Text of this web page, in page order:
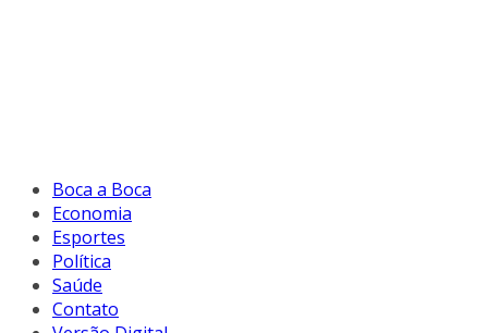
Boca a Boca
Economia
Esportes
Política
Saúde
Contato